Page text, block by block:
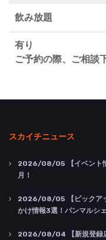
飲み放題
有り
ご予約の際、ご相談
スカイチニュース
2026/08/05 【イベン
月！
2026/08/05 【ピック
かけ情報3選！パンマルシ
2026/08/04 【新規登